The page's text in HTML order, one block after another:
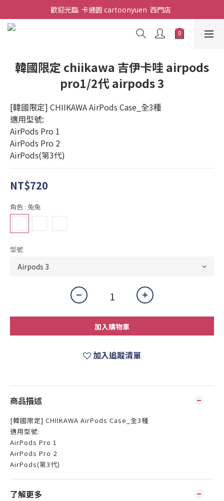
歡迎光臨  卡通園 cartoonyuen  西門店
韓國限定 chiikawa 吉伊卡哇 airpods
pro1/2代 airpods 3
[韓國限定] CHIIKAWA AirPods Case_全3種
適用型號:
AirPods Pro 1
AirPods Pro 2
AirPods(第3代)
NT$720
角色 : 兔兔
型號
加入購物車
加入追蹤清單
商品描述
[韓國限定] CHIIKAWA AirPods Case_全3種
適用型號:
AirPods Pro 1
AirPods Pro 2
AirPods(第3代)
了解更多